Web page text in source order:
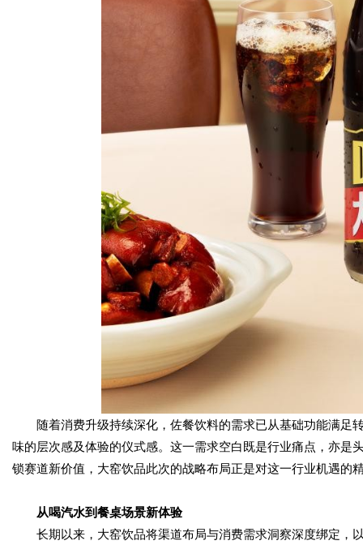
随着消费升级持续深化，佐餐饮料的需求已从基础功能满足
味的层次感及体验的仪式感。这一需求空白既是行业痛点，亦是
锁赛道新价值，大窑饮品此次的战略布局正是对这一行业机遇的
从喝汽水到餐桌场景新体验
长期以来，大窑饮品将渠道布局与消费需求洞察深度绑定，